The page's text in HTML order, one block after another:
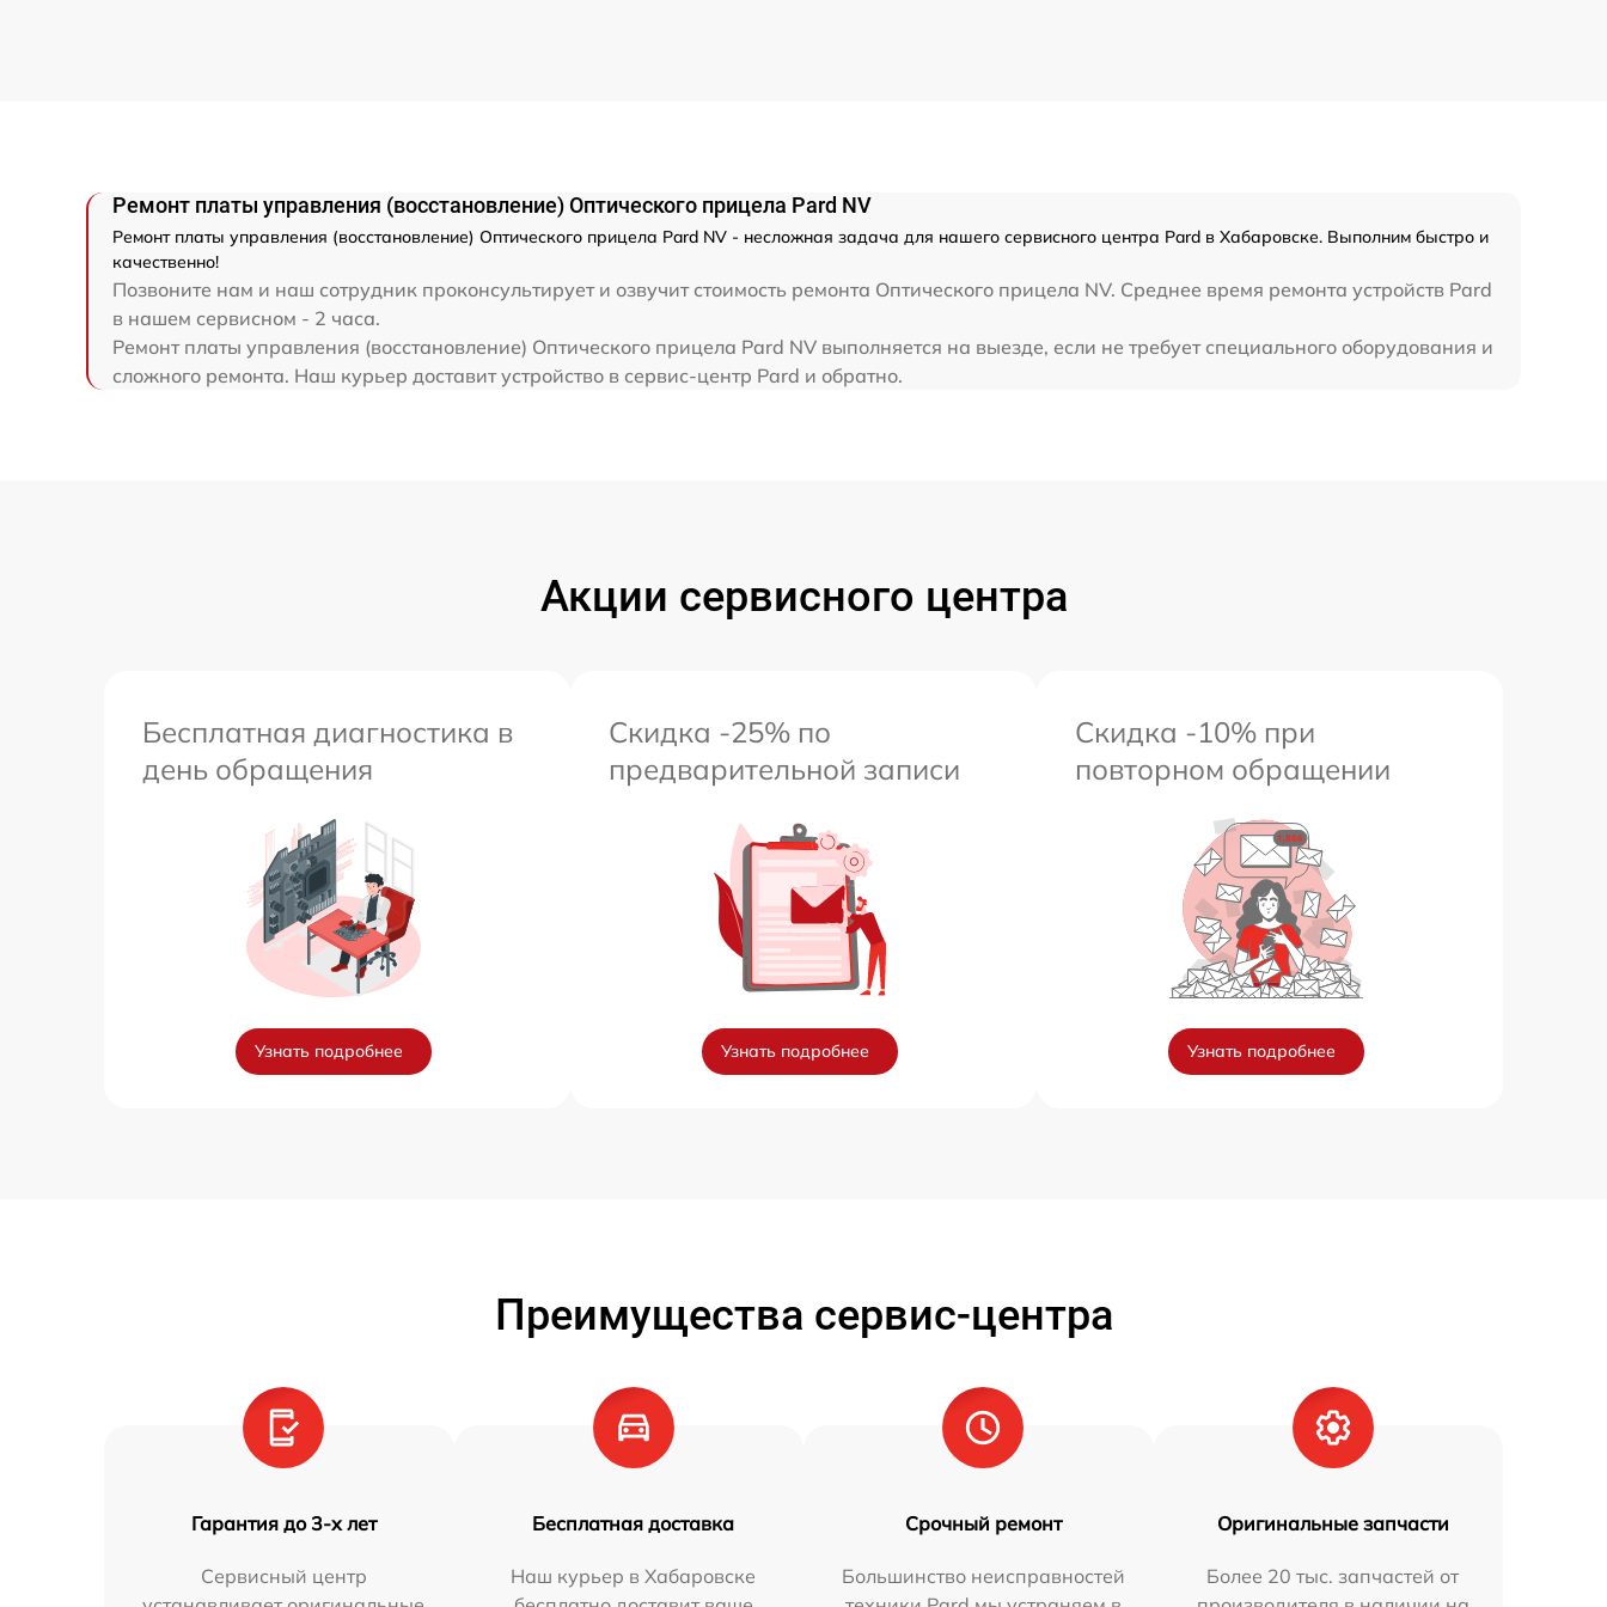
Ремонт платы управления (восстановление) Оптического прицела Pard NV
Ремонт платы управления (восстановление) Оптического прицела Pard NV - несложная задача для нашего сервисного центра Pard в Хабаровске. Выполним быстро и
качественно!
Позвоните нам и наш сотрудник проконсультирует и озвучит стоимость ремонта Оптического прицела NV. Среднее время ремонта устройств Pard
в нашем сервисном - 2 часа.
Ремонт платы управления (восстановление) Оптического прицела Pard NV выполняется на выезде, если не требует специального оборудования и
сложного ремонта. Наш курьер доставит устройство в сервис-центр Pard и обратно.
Акции сервисного центра
Бесплатная диагностика в
день обращения
Узнать подробнее
Скидка -25% по
предварительной записи
Узнать подробнее
Скидка -10% при
повторном обращении
Узнать подробнее
Преимущества сервис-центра
Гарантия до 3-х лет
Сервисный центр
Бесплатная доставка
Наш курьер в Хабаровске
Срочный ремонт
Большинство неисправностей
Оригинальные запчасти
Более 20 тыс. запчастей от